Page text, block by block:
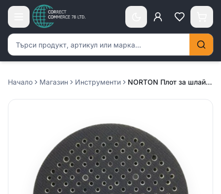
Търсене на продукти
Начало Магазин Инструменти NORTON Плот за шлайф машина Ф150 – hard